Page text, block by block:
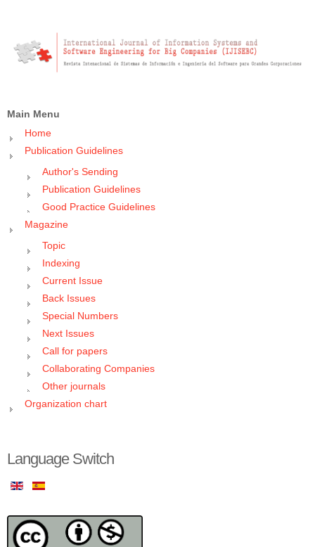
Main Menu
Home
Publication Guidelines
Author's Sending
Publication Guidelines
Good Practice Guidelines
Magazine
Topic
Indexing
Current Issue
Back Issues
Special Numbers
Next Issues
Call for papers
Collaborating Companies
Other journals
Organization chart
Language Switch